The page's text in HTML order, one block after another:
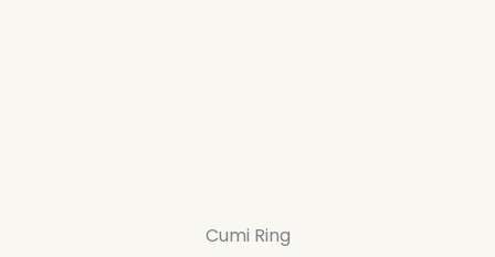
Cumi Ring